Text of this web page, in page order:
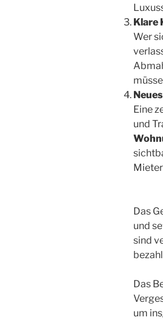
Klare
Wer
Eine
und
Das
und
sind
Das
um